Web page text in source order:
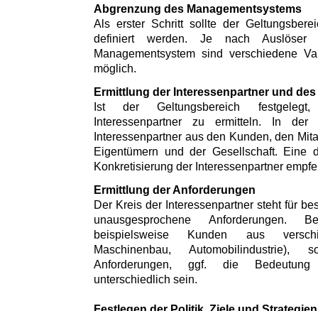
Abgrenzung des Managementsystems
Als erster Schritt sollte der
definiert werden. Je nach
Managementsystem sind verschiedene
möglich.
Ermittlung der Interessenpartner und
Ist der Geltungsbereich
Interessenpartner zu ermitteln. In
Interessenpartner aus den Kunden, den
Eigentümern und der Gesellschaft. Eine
Konkretisierung der Interessenpartner
Ermittlung der Anforderungen
Der Kreis der Interessenpartner steht für
unausgesprochene Anforderungen.
beispielsweise Kunden aus
Maschinenbau,
Anforderungen, ggf. die Bedeutung
unterschiedlich sein.